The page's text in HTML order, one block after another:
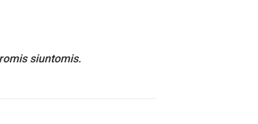
siuntomis.